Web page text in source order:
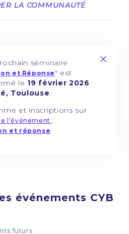
LA COMMUNAUTÉ
séminaire
et Réponse " est
le 19 février 2026
Toulouse
et inscriptions sur
l'événement :
et réponse
événements CYB
futurs